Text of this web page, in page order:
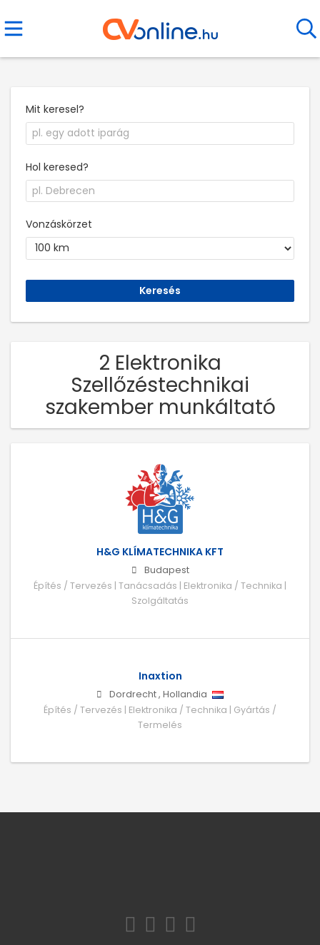
Mit keresel?
Hol keresed?
Vonzáskörzet
2 Elektronika
Szellőzéstechnikai
szakember munkáltató
H&G KLÍMATECHNIKA KFT
Budapest
Építés / Tervezés | Tanácsadás | Elektronika / Technika |
Szolgáltatás
Inaxtion
Dordrecht, Hollandia
Építés / Tervezés | Elektronika / Technika | Gyártás /
Termelés